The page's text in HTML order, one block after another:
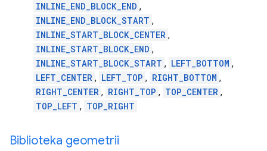
INLINE_END_BLOCK_END ,
INLINE_END_BLOCK_START ,
INLINE_START_BLOCK_CENTER ,
INLINE_START_BLOCK_END ,
INLINE_START_BLOCK_START , LEFT_BOTTOM ,
LEFT_CENTER , LEFT_TOP , RIGHT_BOTTOM ,
RIGHT_CENTER , RIGHT_TOP , TOP_CENTER ,
TOP_LEFT , TOP_RIGHT
Biblioteka geometrii